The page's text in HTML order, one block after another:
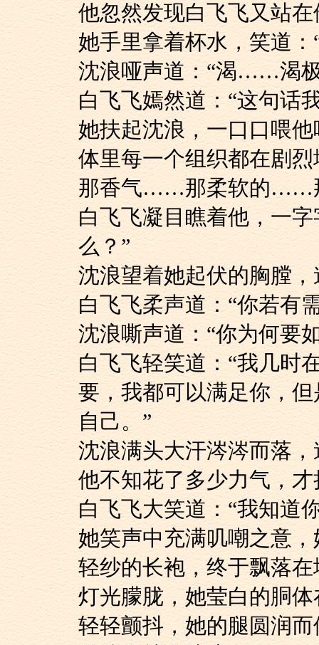
他忽然发现白飞飞又站
她手里拿着杯水，笑道
沈浪哑声道：“渴……渴
白飞飞嫣然道：“这句
她扶起沈浪，一口口
体里每一个组织都在剧
那香气……那柔软的
白飞飞凝目瞧着他，
么？”
沈浪望着她起伏的胸
白飞飞柔声道：“你若
沈浪嘶声道：“你为何
白飞飞轻笑道：“我几
要，我都可以满足你，
自己。”
沈浪满头大汗涔涔而
他不知花了多少力气
白飞飞大笑道：“我知
她笑声中充满叽嘲之意
轻纱的长袍，终于飘落
灯光朦胧，她莹白的
轻轻颤抖，她的腿圆润